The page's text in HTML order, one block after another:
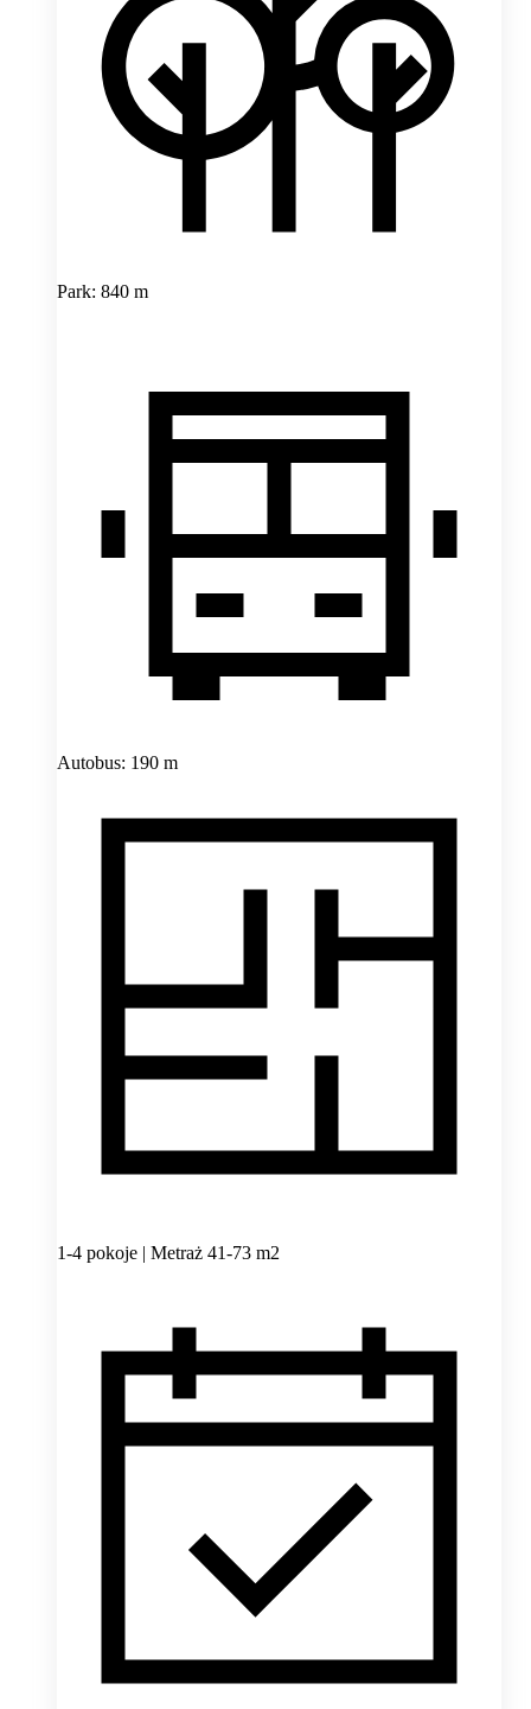
Park: 840 m
Autobus: 190 m
1-4 pokoje | Metraż 41-73 m2